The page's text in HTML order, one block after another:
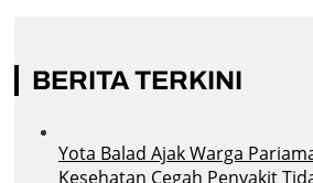
BERITA TERKINI
Yota Balad Ajak Warga
Kesehatan Cegah Penyakit